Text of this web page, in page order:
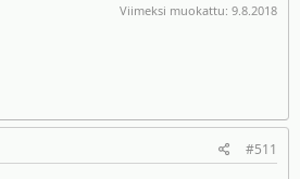
Viimeksi muokattu: 9.8.2018
#511